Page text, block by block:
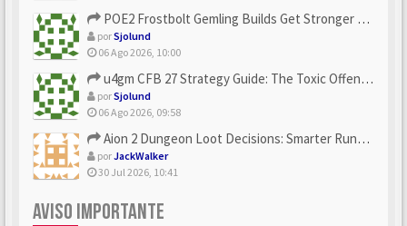
POE2 Frostbolt Gemling Builds Get Stronger With u4gm’s Ice C...
porSjolund
06 Ago 2026, 10:00
u4gm CFB 27 Strategy Guide: The Toxic Offensive Scheme Your ...
porSjolund
06 Ago 2026, 09:58
Aion 2 Dungeon Loot Decisions: Smarter Runs With U4N
porJackWalker
30 Jul 2026, 10:41
AVISO IMPORTANTE